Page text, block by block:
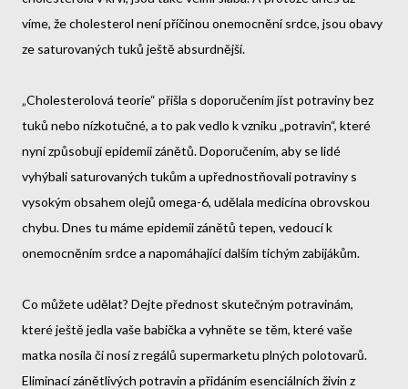
víme, že cholesterol není příčinou onemocnění srdce, jsou obavy
ze saturovaných tuků ještě absurdnější.
„Cholesterolová teorie“ přišla s doporučením jíst potraviny bez
tuků nebo nízkotučné, a to pak vedlo k vzniku „potravin“, které
nyní způsobují epidemii zánětů. Doporučením, aby se lidé
vyhýbali saturovaných tukům a upřednostňovali potraviny s
vysokým obsahem olejů omega-6, udělala medicína obrovskou
chybu. Dnes tu máme epidemii zánětů tepen, vedoucí k
onemocněním srdce a napomáhající dalším tichým zabijákům.
Co můžete udělat? Dejte přednost skutečným potravinám,
které ještě jedla vaše babička a vyhněte se těm, které vaše
matka nosila či nosí z regálů supermarketu plných polotovarů.
Eliminací zánětlivých potravin a přidáním esenciálních živin z